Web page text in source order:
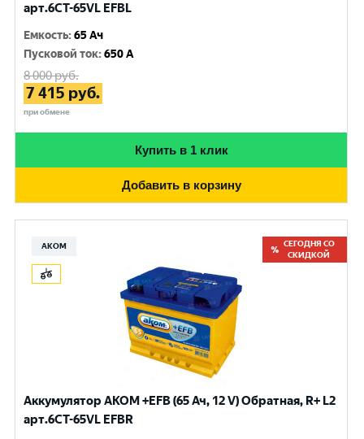
арт.6СТ-65VL EFBL
Емкость:65 Ач
Пусковой ток:650 A
8 000руб.
7 415 руб.
при обмене
Купить в 1 клик
Добавить в корзину
АКОМ
СЕГОДНЯ СО
СКИДКОЙ
Аккумулятор AKOM +EFB (65 Ач, 12 V) Обратная, R+ L2
арт.6CT-65VL EFBR